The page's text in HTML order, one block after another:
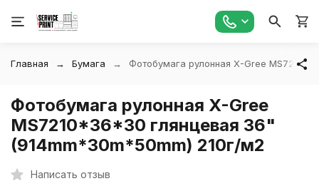
Главная Бумага Фотобумага рулонная X-Gree
Фотобумага рулонная X-Gree
MS7210*36*30 глянцевая 36"
(914mm*30m*50mm) 210г/м2
Написать отзыв